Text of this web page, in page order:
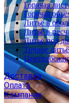
Горячая
Горячая
Литьё в
Литьё в
Литьё под
Точное
Доставка
Оплата
Компания